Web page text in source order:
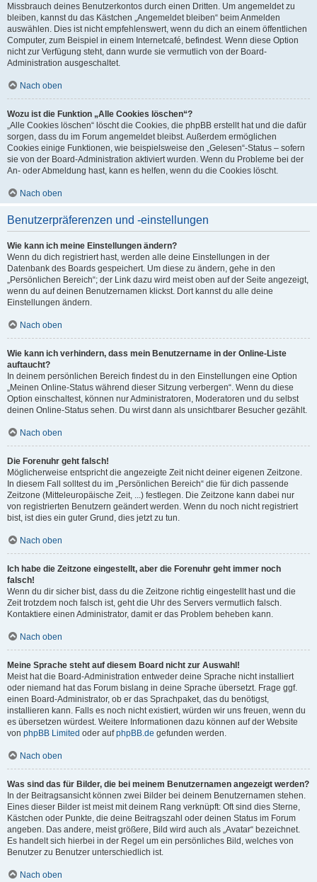
Missbrauch deines Benutzerkontos durch einen Dritten. Um angemeldet zu
bleiben, kannst du das Kästchen „Angemeldet bleiben“ beim Anmelden
auswählen. Dies ist nicht empfehlenswert, wenn du dich an einem öffentlichen
Computer, zum Beispiel in einem Internetcafé, befindest. Wenn diese Option
nicht zur Verfügung steht, dann wurde sie vermutlich von der Board-
Administration ausgeschaltet.
Nach oben
Wozu ist die Funktion „Alle Cookies löschen“?
„Alle Cookies löschen“ löscht die Cookies, die phpBB erstellt hat und die dafür
sorgen, dass du im Forum angemeldet bleibst. Außerdem ermöglichen
Cookies einige Funktionen, wie beispielsweise den „Gelesen“-Status – sofern
sie von der Board-Administration aktiviert wurden. Wenn du Probleme bei der
An- oder Abmeldung hast, kann es helfen, wenn du die Cookies löscht.
Nach oben
Benutzerpräferenzen und -einstellungen
Wie kann ich meine Einstellungen ändern?
Wenn du dich registriert hast, werden alle deine Einstellungen in der
Datenbank des Boards gespeichert. Um diese zu ändern, gehe in den
„Persönlichen Bereich“; der Link dazu wird meist oben auf der Seite angezeigt,
wenn du auf deinen Benutzernamen klickst. Dort kannst du alle deine
Einstellungen ändern.
Nach oben
Wie kann ich verhindern, dass mein Benutzername in der Online-Liste
auftaucht?
In deinem persönlichen Bereich findest du in den Einstellungen eine Option
„Meinen Online-Status während dieser Sitzung verbergen“. Wenn du diese
Option einschaltest, können nur Administratoren, Moderatoren und du selbst
deinen Online-Status sehen. Du wirst dann als unsichtbarer Besucher gezählt.
Nach oben
Die Forenuhr geht falsch!
Möglicherweise entspricht die angezeigte Zeit nicht deiner eigenen Zeitzone.
In diesem Fall solltest du im „Persönlichen Bereich“ die für dich passende
Zeitzone (Mitteleuropäische Zeit, ...) festlegen. Die Zeitzone kann dabei nur
von registrierten Benutzern geändert werden. Wenn du noch nicht registriert
bist, ist dies ein guter Grund, dies jetzt zu tun.
Nach oben
Ich habe die Zeitzone eingestellt, aber die Forenuhr geht immer noch
falsch!
Wenn du dir sicher bist, dass du die Zeitzone richtig eingestellt hast und die
Zeit trotzdem noch falsch ist, geht die Uhr des Servers vermutlich falsch.
Kontaktiere einen Administrator, damit er das Problem beheben kann.
Nach oben
Meine Sprache steht auf diesem Board nicht zur Auswahl!
Meist hat die Board-Administration entweder deine Sprache nicht installiert
oder niemand hat das Forum bislang in deine Sprache übersetzt. Frage ggf.
einen Board-Administrator, ob er das Sprachpaket, das du benötigst,
installieren kann. Falls es noch nicht existiert, würden wir uns freuen, wenn du
es übersetzen würdest. Weitere Informationen dazu können auf der Website
von phpBB Limited oder aufphpBB.de gefunden werden.
Nach oben
Was sind das für Bilder, die bei meinem Benutzernamen angezeigt werden?
In der Beitragsansicht können zwei Bilder bei deinem Benutzernamen stehen.
Eines dieser Bilder ist meist mit deinem Rang verknüpft: Oft sind dies Sterne,
Kästchen oder Punkte, die deine Beitragszahl oder deinen Status im Forum
angeben. Das andere, meist größere, Bild wird auch als „Avatar“ bezeichnet.
Es handelt sich hierbei in der Regel um ein persönliches Bild, welches von
Benutzer zu Benutzer unterschiedlich ist.
Nach oben